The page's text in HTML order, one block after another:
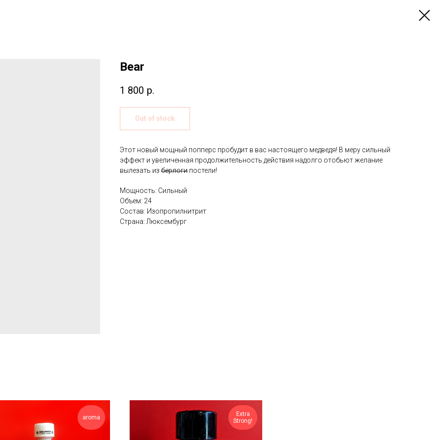
Bear
1 800 р.
Out of stock
Этот новый мощный попперс пробудит в вас настоящего медведя! В меру сильный
эффект и увеличенная продолжительность действия надолго отобьют желание
вылезать из берлоги постели!
Мощность: Сильный
Объем: 24
Состав: Изопропилнитрит
Страна: Люксембург
aroma
Extra
Strong!